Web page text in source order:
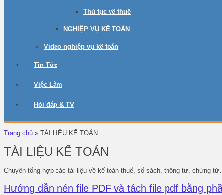
Thủ tục về thuế
NGHIỆP VỤ KẾ TOÁN
Video nghiệp vụ kế toán
Tin Tức
Việc Làm
Hỏi đáp & TV
Trang chủ » TÀI LIỆU KẾ TOÁN
TÀI LIỆU KẾ TOÁN
Chuyên tổng hợp các tài liệu về kế toán thuế, sổ sách, thông tư, chứng
Hướng dẫn nén file PDF và tách file pdf bằng